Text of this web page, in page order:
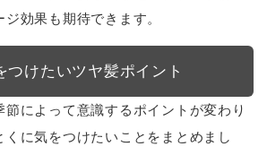
効果も期待できます。
つけたいツヤ髪ポイント
によって意識するポイントが変わり
くに気をつけたいことをまとめまし